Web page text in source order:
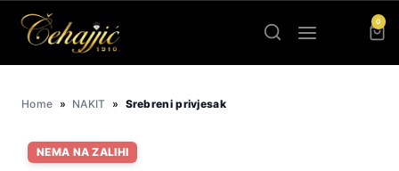
0
Home » NAKIT » Srebreni privjesak
NEMA NA ZALIHI